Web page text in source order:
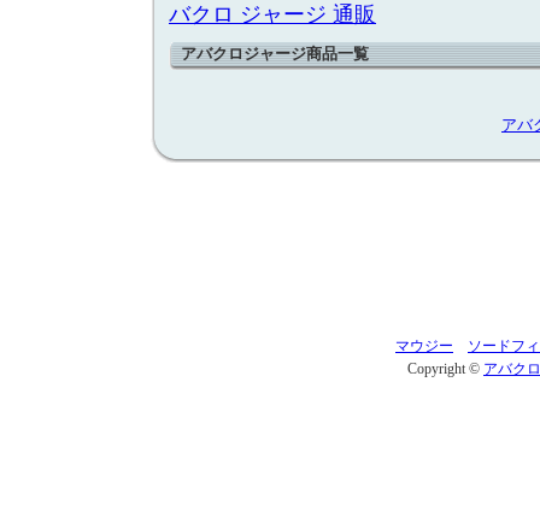
バクロ ジャージ 通販
アバクロジャージ商品一覧
アバ
マウジー
ソードフ
Copyright © アバク